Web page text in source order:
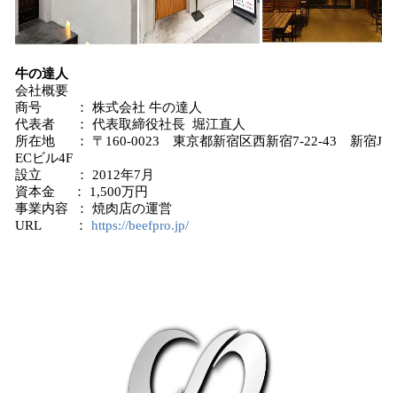
牛の達人
会社概要
商号 ： 株式会社 牛の達人
代表者 ： 代表取締役社長 堀江直人
所在地 ： 〒160-0023 東京都新宿区西新宿7-22-43 新宿J
ECビル4F
設立 ： 2012年7月
資本金 ： 1,500万円
事業内容 ： 焼肉店の運営
URL ： https://beefpro.jp/